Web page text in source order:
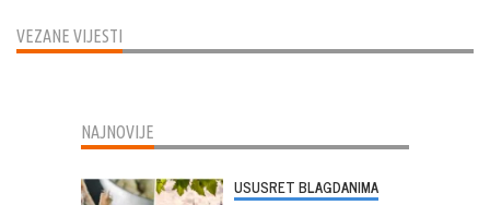
VEZANE VIJESTI
NAJNOVIJE
USUSRET BLAGDANIMA